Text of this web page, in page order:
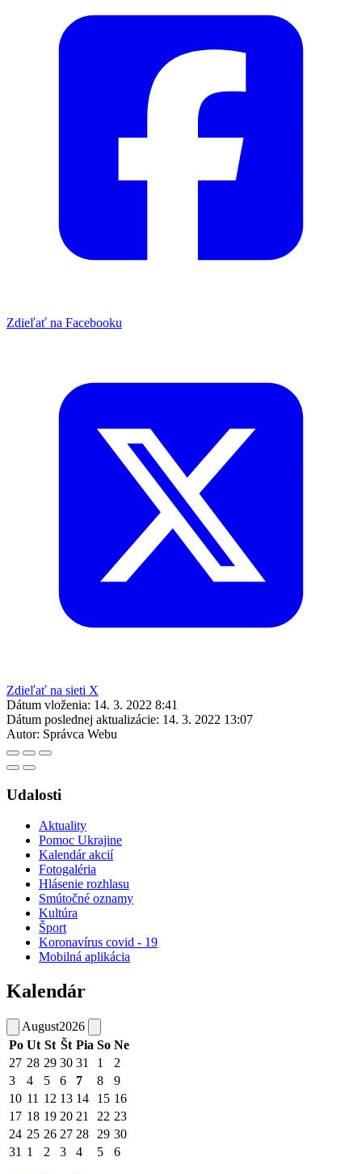
Zdieľať na Facebooku
Zdieľať na sieti X
Dátum vloženia: 14. 3. 2022 8:41
Dátum poslednej aktualizácie: 14. 3. 2022 13:07
Autor: Správca Webu
Udalosti
Aktuality
Pomoc Ukrajine
Kalendár akcií
Fotogaléria
Hlásenie rozhlasu
Smútočné oznamy
Kultúra
Šport
Koronavírus covid - 19
Mobilná aplikácia
Kalendár
August2026
Po Ut St Št Pia So Ne
27 28 29 30 31 1
2
3
4 5 6 7 8
9
10 11 12 13 14 15 16
17 18 19 20 21 22 23
24 25 26 27 28 29 30
31 1 2 3 4 5 6